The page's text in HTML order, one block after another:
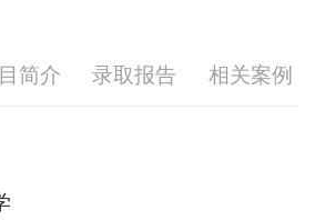
简介 录取报告 相关案例